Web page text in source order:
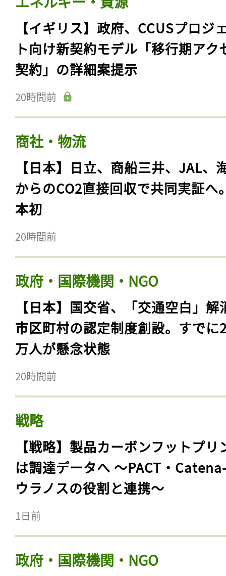
【イギリス】政府、CCUSプロジ
ト向け新契約モデル「移行期アク
契約」の詳細案提示
20時間前
商社・物流
【日本】日立、商船三井、JAL、
からのCO2直接回収で共同実証へ
本初
20時間前
政府・国際機関・NGO
【日本】国交省、「交通空白」解
市区町村の認定制度創設。すでに
万人が懸念状態
20時間前
戦略
【戦略】製品カーボンフットプリ
は調達データへ 〜PACT・
ウラノスの役割と連携〜
1日前
政府・国際機関・NGO